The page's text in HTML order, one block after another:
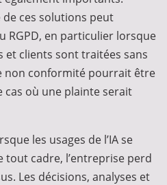
ces solutions peut
RGPD, en particulier lorsque
et clients sont traitées sans
non conformité pourrait être
cas où une plainte serait
les usages de l’IA se
cadre, l’entreprise perd
Les décisions, analyses et